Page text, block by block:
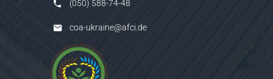
(050) 588-74-48
coa-ukraine@afci.de